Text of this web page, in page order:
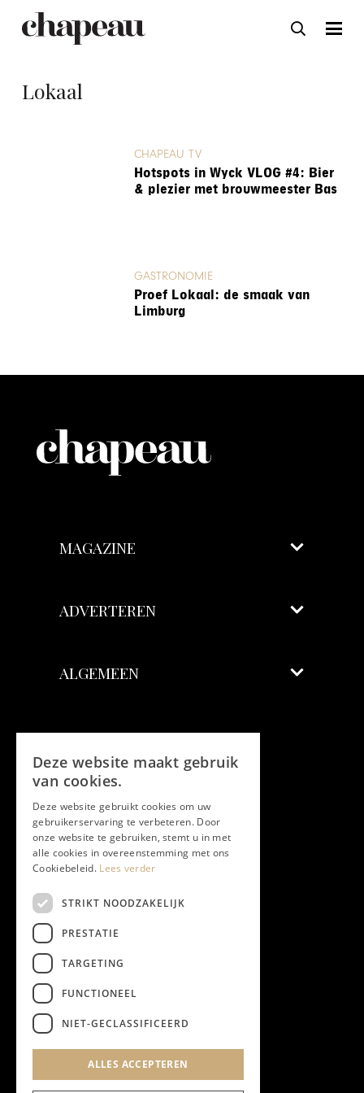
Lokaal
CHAPEAU TV
Hotspots in Wyck VLOG #4: Bier
& plezier met brouwmeester Bas
GASTRONOMIE
Proef Lokaal: de smaak van
Limburg
MAGAZINE
ADVERTEREN
ALGEMEEN
Facebook
Twitter
Instagram
YouTube
NIEUWSBRIEF
Privacyverklaring
Deze website maakt gebruik
van cookies.
Deze website gebruikt cookies om uw
gebruikerservaring te verbeteren. Door
onze website te gebruiken, stemt u in met
alle cookies in overeenstemming met ons
Cookiebeleid. Lees verder
STRIKT NOODZAKELIJK
PRESTATIE
TARGETING
FUNCTIONEEL
NIET-GECLASSIFICEERD
ALLES ACCEPTEREN